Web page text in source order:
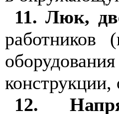
11. Люк,
работников
12.